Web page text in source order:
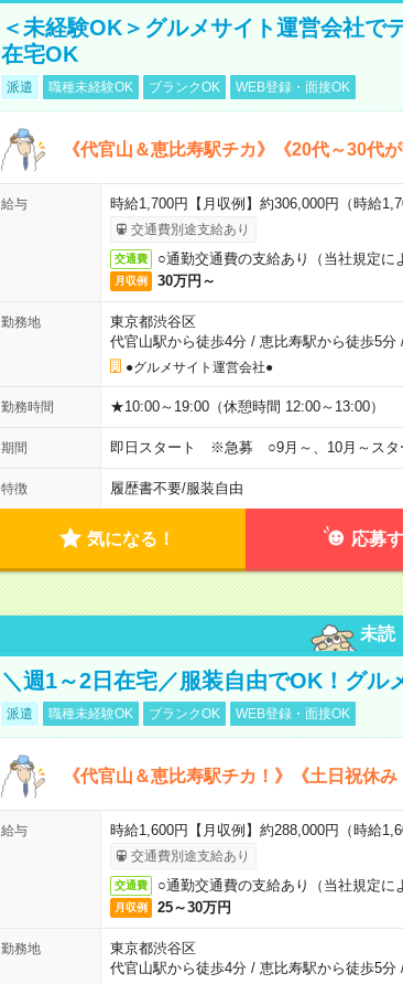
＜未経験OK＞グルメサイト運営会社で
在宅OK
派遣 職種未経験OK ブランクOK WEB登録・面接OK
《代官山＆恵比寿駅チカ》《20代～30代
給与 時給1,700円【月収例】約306,000円（時給
交通費別途支給あり
交通費 ○通勤交通費の支給あり（当社規定に
月収例 30万円～
勤務地
東京都渋谷区
代官山駅から徒歩4分/ 恵比寿駅から徒歩5分
●グルメサイト運営会社●
勤務時間 ★10:00～19:00（休憩時間 12:00～13:00）
期間 即日スタート ※急募 ○9月～、10月～スタ
特徴 履歴書不要/服装自由
気になる！ 応募
未読
＼週1～2日在宅／服装自由でOK！グル
派遣 職種未経験OK ブランクOK WEB登録・面接OK
《代官山＆恵比寿駅チカ！》《土日祝休み
給与 時給1,600円【月収例】約288,000円（時給
交通費別途支給あり
交通費 ○通勤交通費の支給あり（当社規定に
月収例 25～30万円
勤務地
東京都渋谷区
代官山駅から徒歩4分/ 恵比寿駅から徒歩5分